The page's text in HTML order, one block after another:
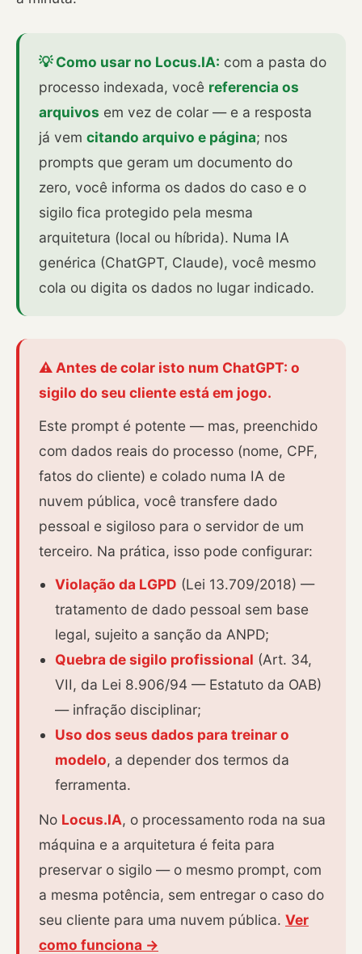
💡 Como usar no Locus.IA: com a pasta do
processo indexada, você referencia os
arquivos em vez de colar — e a resposta
já vem citando arquivo e página; nos
prompts que geram um documento do
zero, você informa os dados do caso e o
sigilo fica protegido pela mesma
arquitetura (local ou híbrida). Numa IA
genérica (ChatGPT, Claude), você mesmo
cola ou digita os dados no lugar indicado.
⚠️ Antes de colar isto num ChatGPT: o
sigilo do seu cliente está em jogo.
Este prompt é potente — mas, preenchido
com dados reais do processo (nome, CPF,
fatos do cliente) e colado numa IA de
nuvem pública, você transfere dado
pessoal e sigiloso para o servidor de um
terceiro. Na prática, isso pode configurar:
Violação da LGPD (Lei 13.709/2018) —
tratamento de dado pessoal sem base
legal, sujeito a sanção da ANPD;
Quebra de sigilo profissional (Art. 34,
VII, da Lei 8.906/94 — Estatuto da OAB)
— infração disciplinar;
Uso dos seus dados para treinar o
modelo, a depender dos termos da
ferramenta.
No Locus.IA, o processamento roda na sua
máquina e a arquitetura é feita para
preservar o sigilo — o mesmo prompt, com
a mesma potência, sem entregar o caso do
seu cliente para uma nuvem pública. Ver
como funciona →